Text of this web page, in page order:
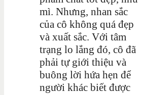
mì. Nhưng, nhan sắc
của cô không quá đẹp
và xuất sắc. Với tâm
trạng lo lắng đó, cô đã
phải tự giới thiệu và
buông lời hứa hẹn để
người khác biết được